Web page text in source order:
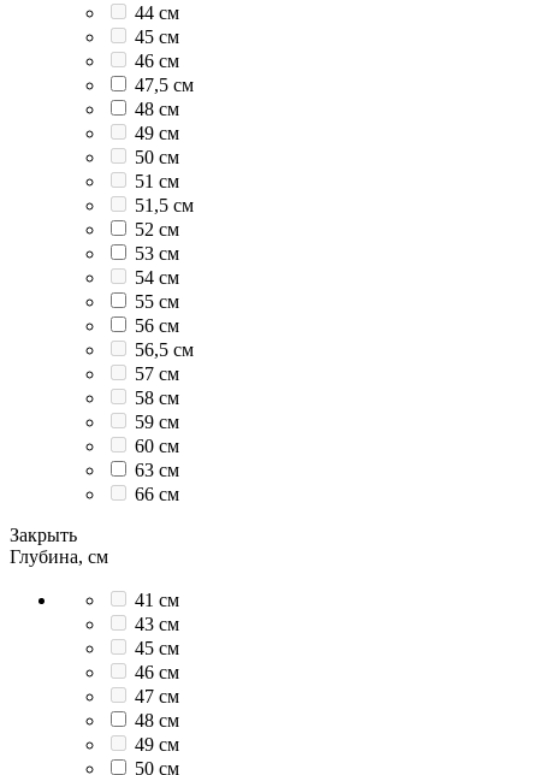
44 см
45 см
46 см
47,5 см
48 см
49 см
50 см
51 см
51,5 см
52 см
53 см
54 см
55 см
56 см
56,5 см
57 см
58 см
59 см
60 см
63 см
66 см
Закрыть
Глубина, см
41 см
43 см
45 см
46 см
47 см
48 см
49 см
50 см